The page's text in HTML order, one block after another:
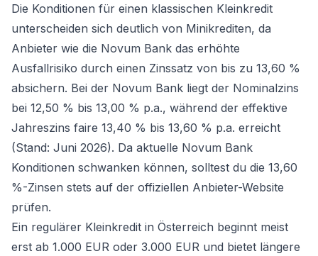
Die Konditionen für einen klassischen Kleinkredit
unterscheiden sich deutlich von Minikrediten, da
Anbieter wie die Novum Bank das erhöhte
Ausfallrisiko durch einen Zinssatz von bis zu 13,60 %
absichern. Bei der Novum Bank liegt der Nominalzins
bei 12,50 % bis 13,00 % p.a., während der effektive
Jahreszins faire 13,40 % bis 13,60 % p.a. erreicht
(Stand: Juni 2026). Da aktuelle Novum Bank
Konditionen schwanken können, solltest du die 13,60
%-Zinsen stets auf der offiziellen Anbieter-Website
prüfen.
Ein regulärer Kleinkredit in Österreich beginnt meist
erst ab 1.000 EUR oder 3.000 EUR und bietet längere